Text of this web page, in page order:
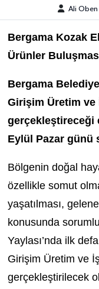
Ali Oben
Bergama Kozak
Ürünler
Bergama
Girişim Üretim
gerçekleştireceği
Eylül Pazar günü
Bölgenin doğal
özellikle somut
yaşatılması,
konusunda
Yaylası’nda ilk
Girişim Üretim ve
gerçekleştirilecek